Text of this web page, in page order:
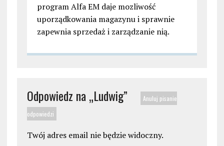
program Alfa EM daje mozliwość
uporządkowania magazynu i sprawnie
zapewnia sprzedaż i zarządzanie nią.
Odpowiedz na „Ludwig”
Anuluj pisanie
odpowiedzi
Twój adres email nie będzie widoczny.